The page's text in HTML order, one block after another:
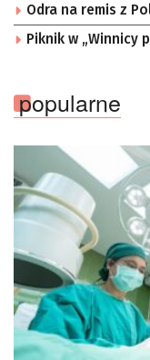
Odra na remis z
Piknik w „Winnicy
popularne